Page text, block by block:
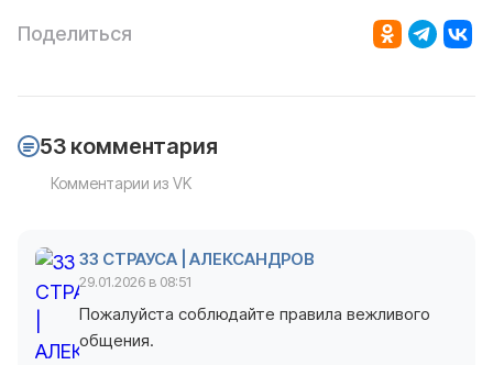
Поделиться
53 комментария
Комментарии из VK
33 СТРАУСА | АЛЕКСАНДРОВ
29.01.2026 в 08:51
Пожалуйста соблюдайте правила вежливого
общения.